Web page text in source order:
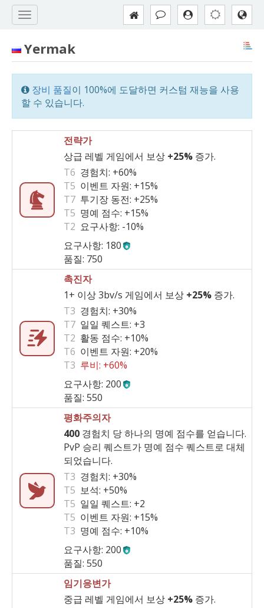
Yermak
장비 품질이 100%에 도달하면 커스텀 재능을 사용
할 수 있습니다.
전략가
상급 레벨 게임에서 보상 +25% 증가.
T6 경험치: +60%
T5 이벤트 자원: +15%
T7 투기장 동전: +25%
T5 명예 점수: +15%
T2 요구사항: -10%
요구사항: 180
품질: 750
촉진자
1+ 이상 3bv/s 게임에서 보상 +25% 증가.
T3 경험치: +30%
T7 일일 퀘스트: +3
T2 활동 점수: +10%
T6 이벤트 자원: +20%
T3 루비: +60%
요구사항: 200
품질: 550
평화주의자
400 경험치 당 하나의 명예 점수를 얻습니다.
PvP 승리 퀘스트가 명예 점수 퀘스트로 대체
되었습니다.
T3 경험치: +30%
T5 보석: +50%
T5 일일 퀘스트: +2
T5 이벤트 자원: +15%
T3 명예 점수: +10%
요구사항: 200
품질: 550
임기응변가
중급 레벨 게임에서 보상 +25% 증가.